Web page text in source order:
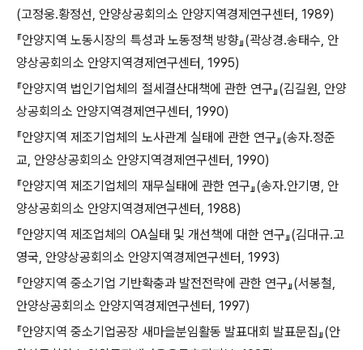
(고정웅․황정선, 안양상공회의소 안양지역경제연구센터, 1989)
『안양지역 노동시장의 특성과 노동정책 방향』(곽상경․송태수, 안
양상공회의소 안양지역경제연구센터, 1995)
『안양지역 법인기업체의 절세결산대책에 관한 연구』(김길원, 안양
상공회의소 안양지역경제연구센터, 1990)
『안양지역 제조기업체의 노사관계 실태에 관한 연구』(송자․정준
교, 안양상공회의소 안양지역경제연구센터, 1990)
『안양지역 제조기업체의 재무실태에 관한 연구』(송자․안기명, 안
양상공회의소 안양지역경제연구센터, 1988)
『안양지역 제조업체의 OA실태 및 개선책에 대한 연구』(김대규․고
영국, 안양상공회의소 안양지역경제연구센터, 1993)
『안양지역 중소기업 기반확충과 발전전략에 관한 연구』(서봉철,
안양상공회의소 안양지역경제연구센터, 1997)
『안양지역 중소기업공장 새마을분임활동 발표대회 발표문집』(안